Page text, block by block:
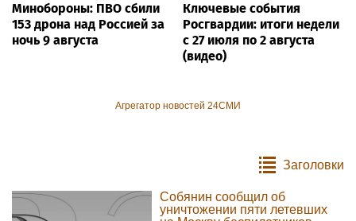
Минобороны: ПВО сбили
153 дрона над Россией за
ночь 9 августа
Ключевые события
Росгвардии: итоги недели
с 27 июля по 2 августа
(видео)
Агрегатор новостей 24СМИ
Заголовки
Собянин сообщил об
уничтожении пяти летевших